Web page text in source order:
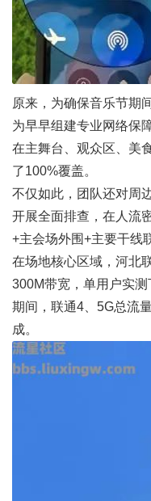
原来，为确保音乐节期
为早早组建专业网络保
在主舞台、观众区、美
了100%覆盖。
不仅如此，团队还对周
开展全面排查，在人流
+主会场外围+主要干线
在场地核心区域，河北
300M带宽，单用户实
期间，联通4、5G总流
成。